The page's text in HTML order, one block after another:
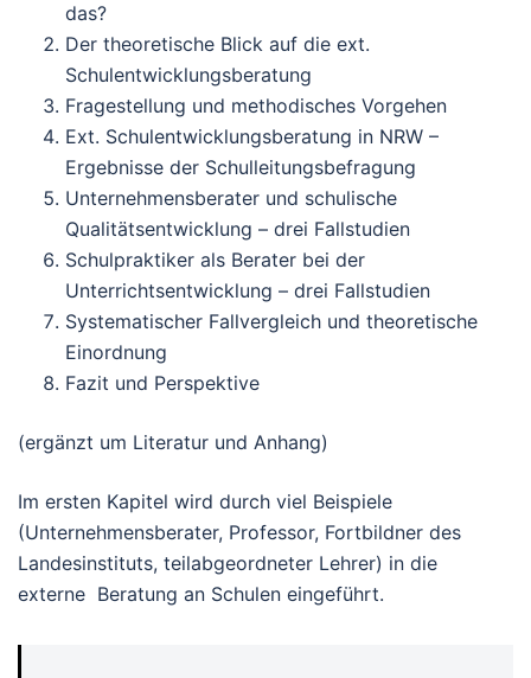
das?
Der theoretische Blick auf die ext.
Schulentwicklungsberatung
Fragestellung und methodisches Vorgehen
Ext. Schulentwicklungsberatung in NRW –
Ergebnisse der Schulleitungsbefragung
Unternehmensberater und schulische
Qualitätsentwicklung – drei Fallstudien
Schulpraktiker als Berater bei der
Unterrichtsentwicklung – drei Fallstudien
Systematischer Fallvergleich und theoretische
Einordnung
Fazit und Perspektive
(ergänzt um Literatur und Anhang)
Im ersten Kapitel wird durch viel Beispiele
(Unternehmensberater, Professor, Fortbildner des
Landesinstituts, teilabgeordneter Lehrer) in die
externe Beratung an Schulen eingeführt.